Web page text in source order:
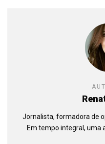
Jornalista, formadora de
Em tempo integral, uma